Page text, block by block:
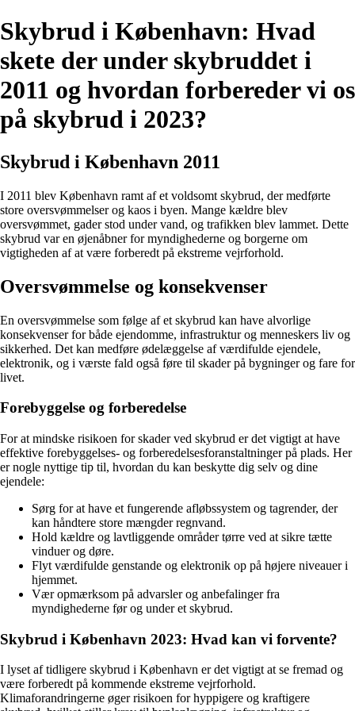
Skybrud i København: Hvad
skete der under skybruddet i
2011 og hvordan forbereder vi os
på skybrud i 2023?
Skybrud i København 2011
I 2011 blev København ramt af et voldsomt skybrud, der medførte
store oversvømmelser og kaos i byen. Mange kældre blev
oversvømmet, gader stod under vand, og trafikken blev lammet. Dette
skybrud var en øjenåbner for myndighederne og borgerne om
vigtigheden af at være forberedt på ekstreme vejrforhold.
Oversvømmelse og konsekvenser
En oversvømmelse som følge af et skybrud kan have alvorlige
konsekvenser for både ejendomme, infrastruktur og menneskers liv og
sikkerhed. Det kan medføre ødelæggelse af værdifulde ejendele,
elektronik, og i værste fald også føre til skader på bygninger og fare for
livet.
Forebyggelse og forberedelse
For at mindske risikoen for skader ved skybrud er det vigtigt at have
effektive forebyggelses- og forberedelsesforanstaltninger på plads. Her
er nogle nyttige tip til, hvordan du kan beskytte dig selv og dine
ejendele:
Sørg for at have et fungerende afløbssystem og tagrender, der
kan håndtere store mængder regnvand.
Hold kældre og lavtliggende områder tørre ved at sikre tætte
vinduer og døre.
Flyt værdifulde genstande og elektronik op på højere niveauer i
hjemmet.
Vær opmærksom på advarsler og anbefalinger fra
myndighederne før og under et skybrud.
Skybrud i København 2023: Hvad kan vi forvente?
I lyset af tidligere skybrud i København er det vigtigt at se fremad og
være forberedt på kommende ekstreme vejrforhold.
Klimaforandringerne øger risikoen for hyppigere og kraftigere